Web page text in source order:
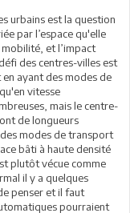
urbains est la question
par l’espace qu'elle
et l’impact
des centres-villes est
ayant des modes de
vitesse
mais le centre-
de longueurs
modes de transport
bâti à haute densité
plutôt vécue comme
il y a quelques
penser et il faut
pourraient